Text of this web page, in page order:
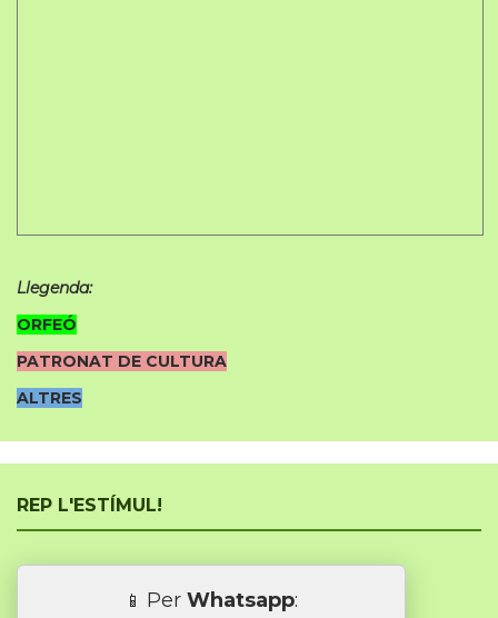
Llegenda:
ORFEÓ
PATRONAT DE CULTURA
ALTRES
REP L'ESTÍMUL!
📱 Per Whatsapp: